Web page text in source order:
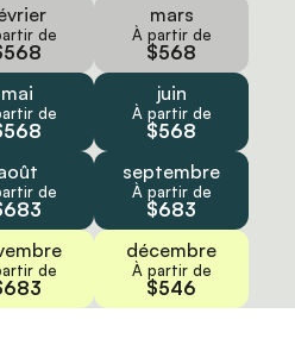
de
mars
À partir de
$568
mai
de
juin
À partir de
$568
de
septembre
À partir de
$683
de
décembre
À partir de
$546